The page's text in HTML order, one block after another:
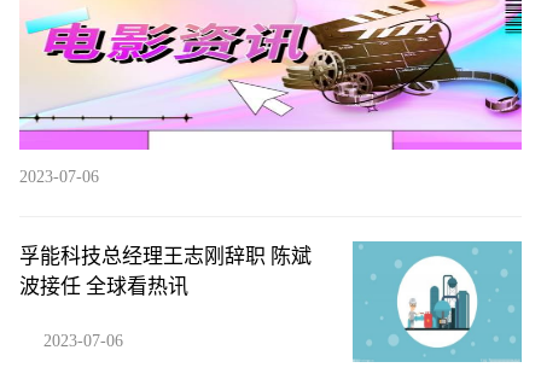
2023-07-06
孚能科技总经理王志刚辞职 陈斌
波接任 全球看热讯
2023-07-06